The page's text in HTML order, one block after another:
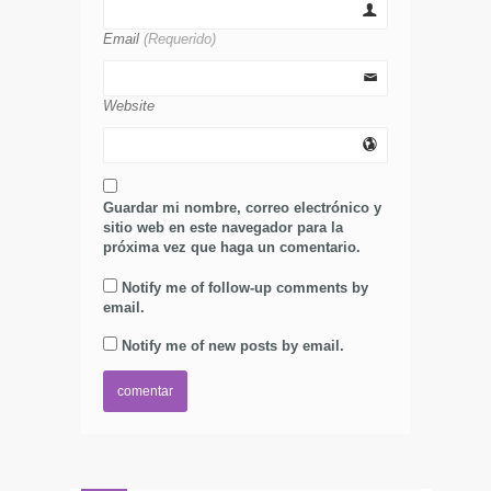
Email (Requerido)
Website
Guardar mi nombre, correo electrónico y
sitio web en este navegador para la
próxima vez que haga un comentario.
Notify me of follow-up comments by
email.
Notify me of new posts by email.